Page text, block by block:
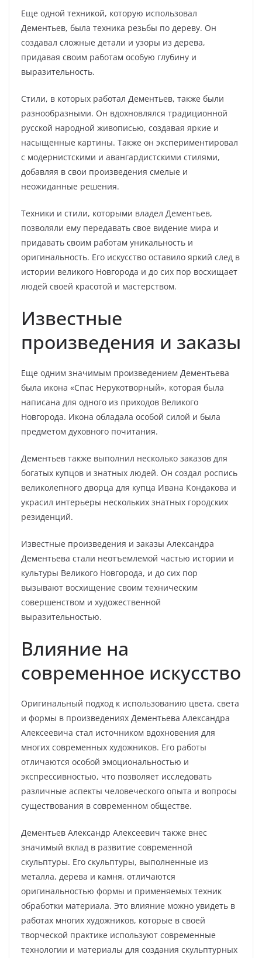
Еще одной техникой, которую использовал
Дементьев, была техника резьбы по дереву. Он
создавал сложные детали и узоры из дерева,
придавая своим работам особую глубину и
выразительность.
Стили, в которых работал Дементьев, также были
разнообразными. Он вдохновлялся традиционной
русской народной живописью, создавая яркие и
насыщенные картины. Также он экспериментировал
с модернистскими и авангардистскими стилями,
добавляя в свои произведения смелые и
неожиданные решения.
Техники и стили, которыми владел Дементьев,
позволяли ему передавать свое видение мира и
придавать своим работам уникальность и
оригинальность. Его искусство оставило яркий след в
истории великого Новгорода и до сих пор восхищает
людей своей красотой и мастерством.
Известные
произведения и заказы
Еще одним значимым произведением Дементьева
была икона «Спас Нерукотворный», которая была
написана для одного из приходов Великого
Новгорода. Икона обладала особой силой и была
предметом духовного почитания.
Дементьев также выполнил несколько заказов для
богатых купцов и знатных людей. Он создал роспись
великолепного дворца для купца Ивана Кондакова и
украсил интерьеры нескольких знатных городских
резиденций.
Известные произведения и заказы Александра
Дементьева стали неотъемлемой частью истории и
культуры Великого Новгорода, и до сих пор
вызывают восхищение своим техническим
совершенством и художественной
выразительностью.
Влияние на
современное искусство
Оригинальный подход к использованию цвета, света
и формы в произведениях Дементьева Александра
Алексеевича стал источником вдохновения для
многих современных художников. Его работы
отличаются особой эмоциональностью и
экспрессивностью, что позволяет исследовать
различные аспекты человеческого опыта и вопросы
существования в современном обществе.
Дементьев Александр Алексеевич также внес
значимый вклад в развитие современной
скульптуры. Его скульптуры, выполненные из
металла, дерева и камня, отличаются
оригинальностью формы и применяемых техник
обработки материала. Это влияние можно увидеть в
работах многих художников, которые в своей
творческой практике используют современные
технологии и материалы для создания скульптурных